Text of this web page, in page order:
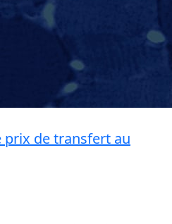
prix de transfert au